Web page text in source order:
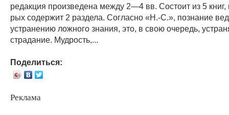
редакция произведена между 2—4 вв. Состоит из 5 книг,
рых содержит 2 раздела. Согласно «Н.-С.», познание
устранению ложного знания, это, в свою очередь,
страдание. Мудрость,...
Поделиться:
Реклама